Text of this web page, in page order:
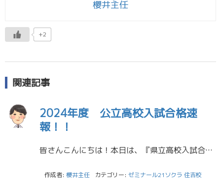
櫻井主任
+2
関連記事
2024年度 公立高校入試合格速
報！！
皆さんこんにちは！本日は、『県立高校入試合格発表日』です！ 住吉校の結果は…佐土原高校2名 宮崎北高校８名合格でした！！なんと全員合格です！おめでとうございます！ 少し心配な部分もありましたので、ほっとしました(>_&l […]
作成者: 櫻井主任 カテゴリー: ゼミナール21ソクラ 住吉校